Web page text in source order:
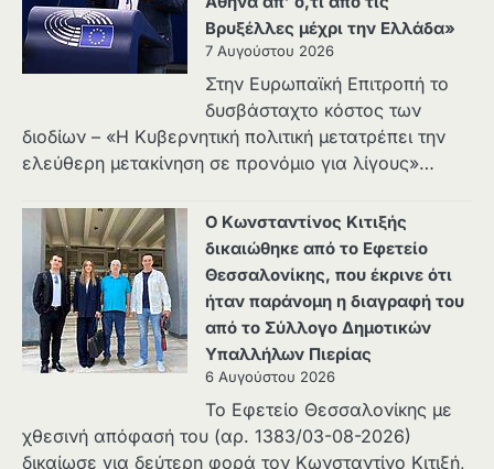
Βρυξέλλες μέχρι την Ελλάδα»
7 Αυγούστου 2026
Στην Ευρωπαϊκή Επιτροπή το
δυσβάσταχτο κόστος των
διοδίων – «Η Κυβερνητική πολιτική μετατρέπει την
ελεύθερη μετακίνηση σε προνόμιο για λίγους»…
Ο Κωνσταντίνος Κιτιξής
δικαιώθηκε από το Εφετείο
Θεσσαλονίκης, που έκρινε ότι
ήταν παράνομη η διαγραφή του
από το Σύλλογο Δημοτικών
Υπαλλήλων Πιερίας
6 Αυγούστου 2026
Το Εφετείο Θεσσαλονίκης με
χθεσινή απόφασή του (αρ. 1383/03-08-2026)
δικαίωσε για δεύτερη φορά τον Κωνσταντίνο Κιτιξή,